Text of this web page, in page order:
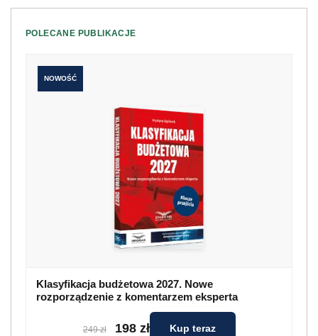
POLECANE PUBLIKACJE
NOWOŚĆ
Klasyfikacja budżetowa 2027. Nowe
rozporządzenie z komentarzem eksperta
249 zł 198 zł Kup teraz